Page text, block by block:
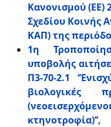
Κανονισμού (ΕΕ)
Σχεδίου Κοινής
ΚΑΠ) της
1η
υποβολής
Π3-70-2.1
βιολογικές